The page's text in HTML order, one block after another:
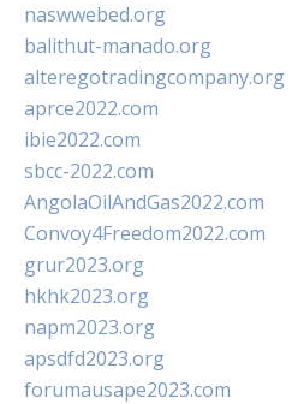
naswwebed.org
balithut-manado.org
alteregotradingcompany.org
aprce2022.com
ibie2022.com
sbcc-2022.com
AngolaOilAndGas2022.com
Convoy4Freedom2022.com
grur2023.org
hkhk2023.org
napm2023.org
apsdfd2023.org
forumausape2023.com